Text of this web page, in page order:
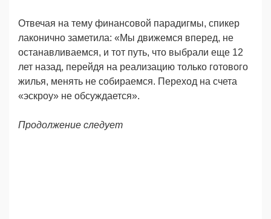
Отвечая на тему финансовой парадигмы, спикер
лаконично заметила: «Мы движемся вперед, не
останавливаемся, и тот путь, что выбрали еще 12
лет назад, перейдя на реализацию только готового
жилья, менять не собираемся. Переход на счета
«эскроу» не обсуждается».
Продолжение следует